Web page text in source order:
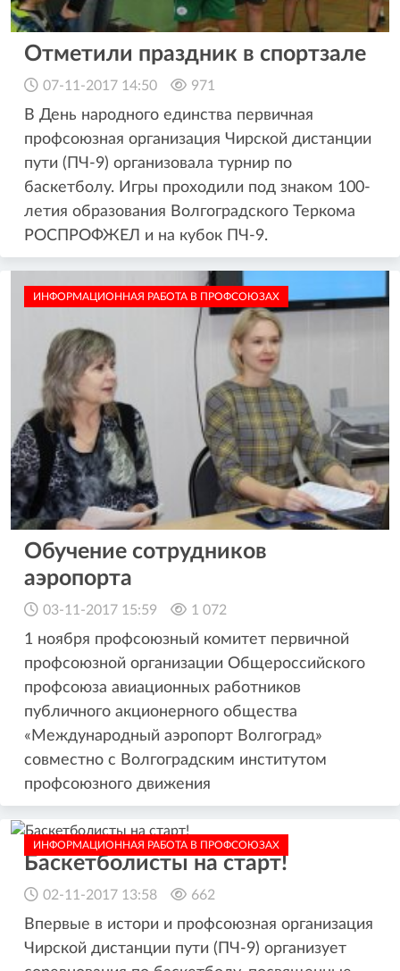
Отметили праздник в спортзале
07-11-2017 14:50 971
В День народного единства первичная
профсоюзная организация Чирской дистанции
пути (ПЧ-9) организовала турнир по
баскетболу. Игры проходили под знаком 100-
летия образования Волгоградского Теркома
РОСПРОФЖЕЛ и на кубок ПЧ-9.
ИНФОРМАЦИОННАЯ РАБОТА В ПРОФСОЮЗАХ
Обучение сотрудников
аэропорта
03-11-2017 15:59 1 072
1 ноября профсоюзный комитет первичной
профсоюзной организации Общероссийского
профсоюза авиационных работников
публичного акционерного общества
«Международный аэропорт Волгоград»
совместно с Волгоградским институтом
профсоюзного движения
ИНФОРМАЦИОННАЯ РАБОТА В ПРОФСОЮЗАХ
Баскетболисты на старт!
02-11-2017 13:58 662
Впервые в истори и профсоюзная организация
Чирской дистанции пути (ПЧ-9) организует